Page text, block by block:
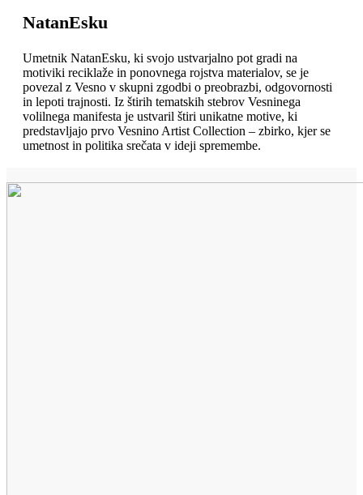
NatanEsku
Umetnik NatanEsku, ki svojo ustvarjalno pot gradi na
motiviki reciklaže in ponovnega rojstva materialov, se je
povezal z Vesno v skupni zgodbi o preobrazbi, odgovornosti
in lepoti trajnosti. Iz štirih tematskih stebrov Vesninega
volilnega manifesta je ustvaril štiri unikatne motive, ki
predstavljajo prvo Vesnino Artist Collection – zbirko, kjer se
umetnost in politika srečata v ideji spremembe.